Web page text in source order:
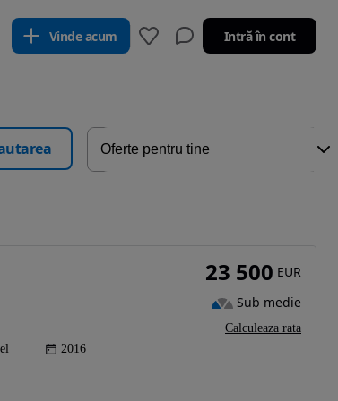
Vinde acum Intră în cont
2016
23 500 EUR
Sub medie
Calculeaza rata